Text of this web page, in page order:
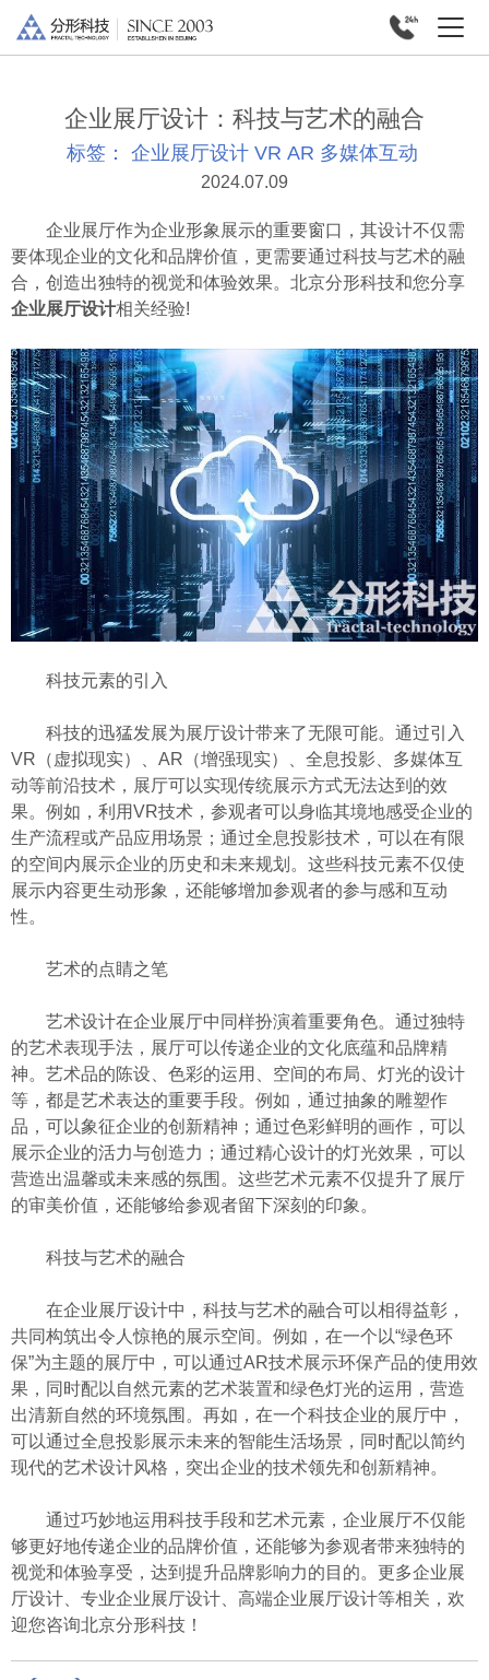
企业展厅设计：科技与艺术的融合
标签： 企业展厅设计 VR AR 多媒体互动
2024.07.09
企业展厅作为企业形象展示的重要窗口，其设计不仅需
要体现企业的文化和品牌价值，更需要通过科技与艺术的融
合，创造出独特的视觉和体验效果。北京分形科技和您分享
企业展厅设计相关经验!
科技元素的引入
科技的迅猛发展为展厅设计带来了无限可能。通过引入
VR（虚拟现实）、AR（增强现实）、全息投影、多媒体互
动等前沿技术，展厅可以实现传统展示方式无法达到的效
果。例如，利用VR技术，参观者可以身临其境地感受企业的
生产流程或产品应用场景；通过全息投影技术，可以在有限
的空间内展示企业的历史和未来规划。这些科技元素不仅使
展示内容更生动形象，还能够增加参观者的参与感和互动
性。
艺术的点睛之笔
艺术设计在企业展厅中同样扮演着重要角色。通过独特
的艺术表现手法，展厅可以传递企业的文化底蕴和品牌精
神。艺术品的陈设、色彩的运用、空间的布局、灯光的设计
等，都是艺术表达的重要手段。例如，通过抽象的雕塑作
品，可以象征企业的创新精神；通过色彩鲜明的画作，可以
展示企业的活力与创造力；通过精心设计的灯光效果，可以
营造出温馨或未来感的氛围。这些艺术元素不仅提升了展厅
的审美价值，还能够给参观者留下深刻的印象。
科技与艺术的融合
在企业展厅设计中，科技与艺术的融合可以相得益彰，
共同构筑出令人惊艳的展示空间。例如，在一个以“绿色环
保”为主题的展厅中，可以通过AR技术展示环保产品的使用效
果，同时配以自然元素的艺术装置和绿色灯光的运用，营造
出清新自然的环境氛围。再如，在一个科技企业的展厅中，
可以通过全息投影展示未来的智能生活场景，同时配以简约
现代的艺术设计风格，突出企业的技术领先和创新精神。
通过巧妙地运用科技手段和艺术元素，企业展厅不仅能
够更好地传递企业的品牌价值，还能够为参观者带来独特的
视觉和体验享受，达到提升品牌影响力的目的。更多企业展
厅设计、专业企业展厅设计、高端企业展厅设计等相关，欢
迎您咨询北京分形科技！